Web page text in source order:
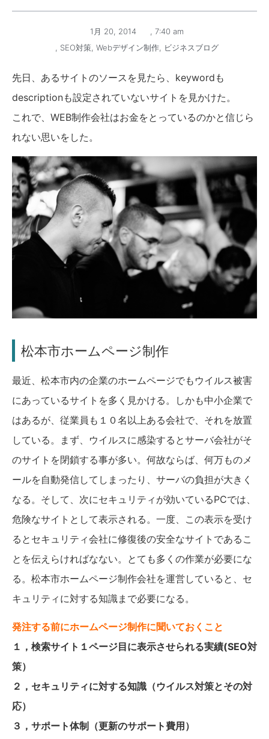
1月 20, 2014 , 7:40 am
, SEO対策, Webデザイン制作, ビジネスブログ
先日、あるサイトのソースを見たら、keywordも
descriptionも設定されていないサイトを見かけた。
これで、WEB制作会社はお金をとっているのかと信じら
れない思いをした。
松本市ホームページ制作
最近、松本市内の企業のホームページでもウイルス被害
にあっているサイトを多く見かける。しかも中小企業で
はあるが、従業員も１０名以上ある会社で、それを放置
している。まず、ウイルスに感染するとサーバ会社がそ
のサイトを閉鎖する事が多い。何故ならば、何万ものメ
ールを自動発信してしまったり、サーバの負担が大きく
なる。そして、次にセキュリティが効いているPCでは、
危険なサイトとして表示される。一度、この表示を受け
るとセキュリティ会社に修復後の安全なサイトであるこ
とを伝えらければなない。とても多くの作業が必要にな
る。松本市ホームページ制作会社を運営していると、セ
キュリティに対する知識まで必要になる。
発注する前にホームページ制作に聞いておくこと
１，検索サイト１ページ目に表示させられる実績(SEO対
策）
２，セキュリティに対する知識（ウイルス対策とその対
応）
３，サポート体制（更新のサポート費用）